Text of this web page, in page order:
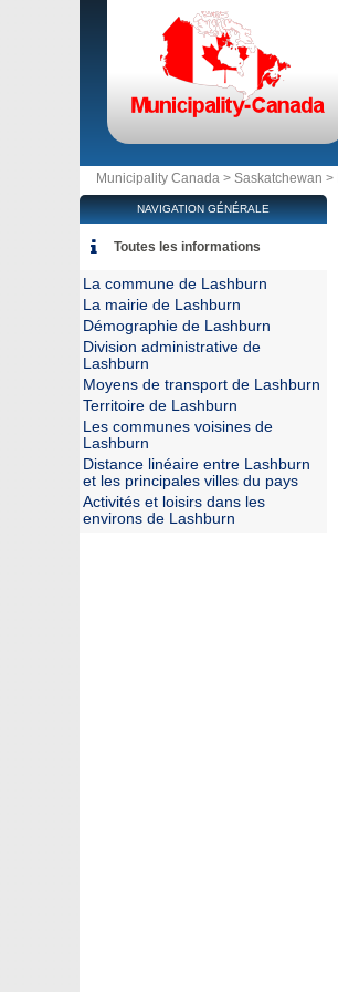
Municipality Canada > Saskatchewan >
NAVIGATION GÉNÉRALE
Toutes les informations
La commune de Lashburn
La mairie de Lashburn
Démographie de Lashburn
Division administrative de
Lashburn
Moyens de transport de Lashburn
Territoire de Lashburn
Les communes voisines de
Lashburn
Distance linéaire entre Lashburn
et les principales villes du pays
Activités et loisirs dans les
environs de Lashburn